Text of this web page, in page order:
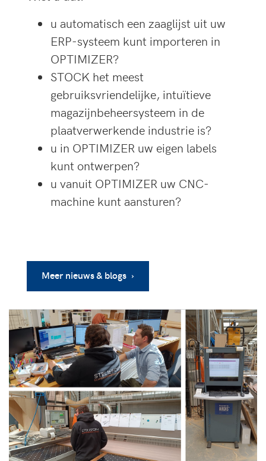
u automatisch een zaaglijst uit uw
ERP-systeem kunt importeren in
OPTIMIZER?
STOCK het meest
gebruiksvriendelijke, intuïtieve
magazijnbeheersysteem in de
plaatverwerkende industrie is?
u in OPTIMIZER uw eigen labels
kunt ontwerpen?
u vanuit OPTIMIZER uw CNC-
machine kunt aansturen?
Meer nieuws & blogs ›